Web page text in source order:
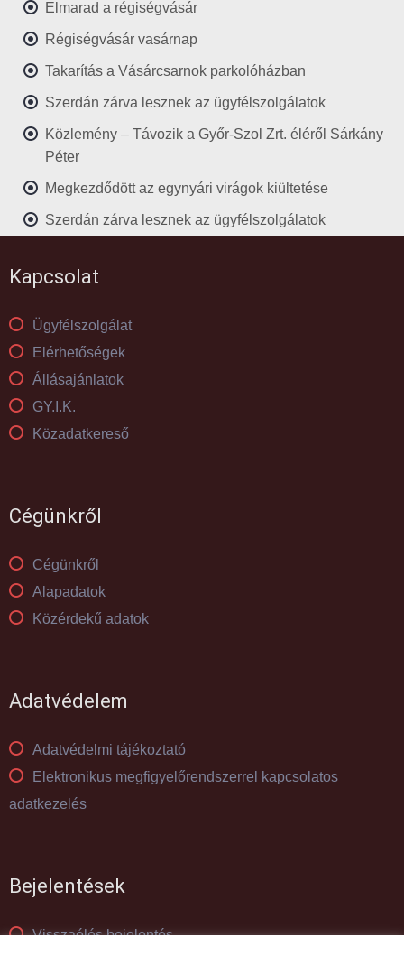
Elmarad a régiségvásár
Régiségvásár vasárnap
Takarítás a Vásárcsarnok parkolóházban
Szerdán zárva lesznek az ügyfélszolgálatok
Közlemény – Távozik a Győr-Szol Zrt. éléről Sárkány
Péter
Megkezdődött az egynyári virágok kiültetése
Szerdán zárva lesznek az ügyfélszolgálatok
Kapcsolat
Ügyfélszolgálat
Elérhetőségek
Állásajánlatok
GY.I.K.
Közadatkereső
Cégünkről
Cégünkről
Alapadatok
Közérdekű adatok
Adatvédelem
Adatvédelmi tájékoztató
Elektronikus megfigyelőrendszerrel kapcsolatos
adatkezelés
Bejelentések
Visszaélés bejelentés